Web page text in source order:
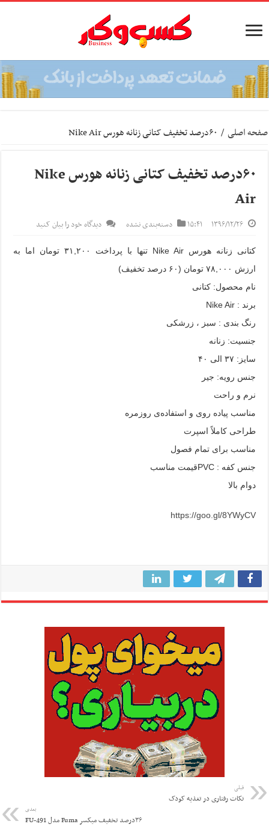
صفحه اصلی / ۶۰درصد تخفیف کتانی زنانه هورس Nike Air
۶۰درصد تخفیف کتانی زنانه هورس Nike
Air
۱۳۹۶/۱۲/۲۶ ۱۵:۴۱ دسته‌بندی نشده دیدگاه خود را بیان کنید
کتانی زنانه هورس Nike Air تنها با پرداخت
تومان اما به
ارزش
تومان (۶۰ درصد تخفیف)
نام محصول: کتانی
برند : Nike Air
رنگ بندی : سبز ، زرشکی
جنسیت: زنانه
سایز: ۳۷ الی ۴۰
جنس رویه: جیر
نرم و راحت
مناسب پیاده روی و استفاده‌ی روزمره
طراحی کاملاً اسپرت
مناسب برای تمام فصول
جنس کفه : PVCقیمت مناسب
دوام بالا
https://goo.gl/8YWyCV
قبلی
نکات رفتاری در تغذیه کودک
بعدی
۳۶درصد تخفیف میکسر Fuma مدل FU-491